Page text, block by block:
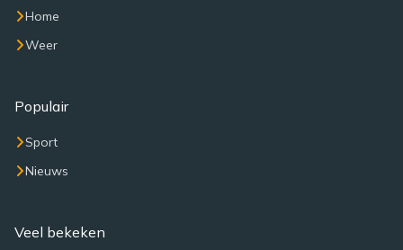
Home
Weer
Populair
Sport
Nieuws
Veel bekeken